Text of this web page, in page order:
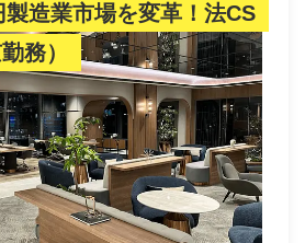
造業市場を変革！法CS
務）